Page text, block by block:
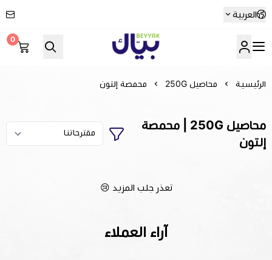
العربية
Beyyak
0
الرئيسية محاصيل 250G محمصة إلتون
محاصيل 250G | محمصة
إلتون
تعذر جلب المزيد 😢
آراء العملاء